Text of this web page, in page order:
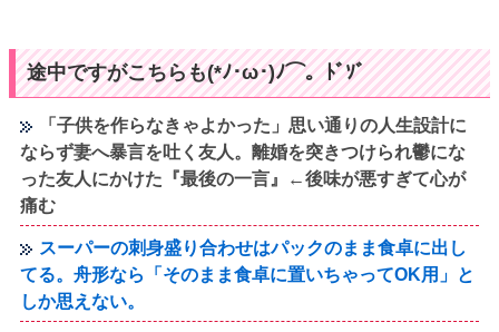
途中ですがこちらも(*ﾉ･ω･)ﾉ⌒。ﾄﾞｿﾞ
「子供を作らなきゃよかった」思い通りの人生設計に
ならず妻へ暴言を吐く友人。離婚を突きつけられ鬱にな
った友人にかけた『最後の一言』←後味が悪すぎて心が
痛む
スーパーの刺身盛り合わせはパックのまま食卓に出し
てる。舟形なら「そのまま食卓に置いちゃってOK用」と
しか思えない。